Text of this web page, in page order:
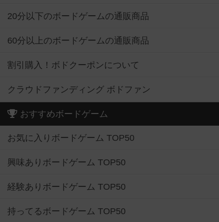
20分以下のボードゲームの通販商品
60分以上のボードゲームの通販商品
割引購入！ボドクーポンについて
クラウドファンディング ボドファン
おすすめボードゲーム
お気に入りボードゲーム TOP50
興味ありボードゲーム TOP50
経験ありボードゲーム TOP50
持ってるボードゲーム TOP50